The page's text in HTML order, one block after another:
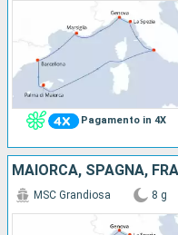
Pagamento in 4X
MAIORCA, SPAGNA,
MSC Grandiosa 8 g